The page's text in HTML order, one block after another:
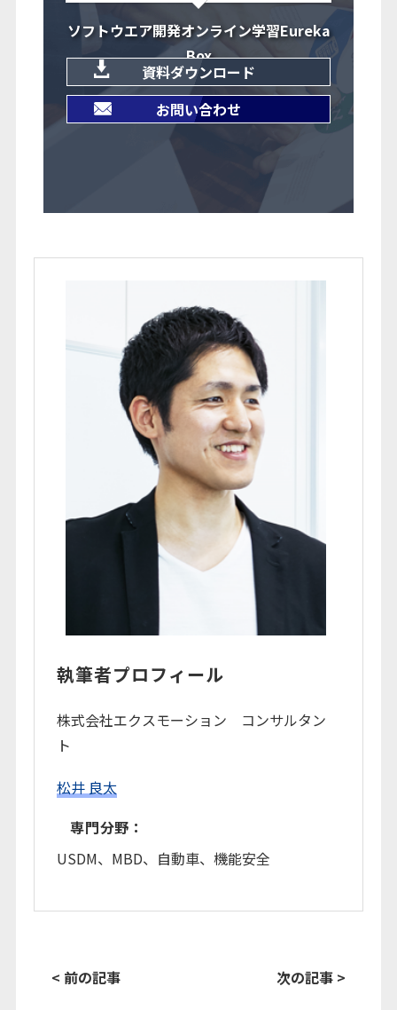
ソフトウエア開発オンライン学習Eureka
Box
資料ダウンロード
お問い合わせ
執筆者プロフィール
株式会社エクスモーション コンサルタン
ト
松井 良太
専門分野：
USDM、MBD、自動車、機能安全
< 前の記事 次の記事 >